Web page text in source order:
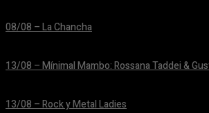
08/08 – La Chancha
13/08 – Mínimal Mambo: Rossana Taddei &
13/08 – Rock y Metal Ladies